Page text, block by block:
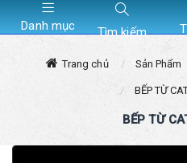
Danh mục Tìm kiếm
Trang chủ Sản Phẩm
BẾP TỪ
BẾP TỪ